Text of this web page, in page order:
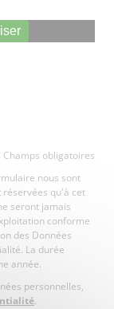
Champs obligatoires
nous sont
qu'à cet
seront jamais
conforme
des Données
La durée
année.
personnelles,
.